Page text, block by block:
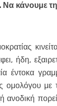
Να κάνουμε
ήδη,
έντοκα
με
ανοδική